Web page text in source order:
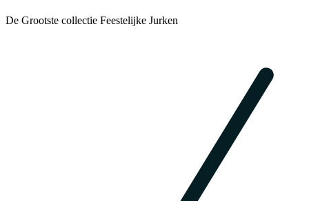
De Grootste collectie Feestelijke Jurken